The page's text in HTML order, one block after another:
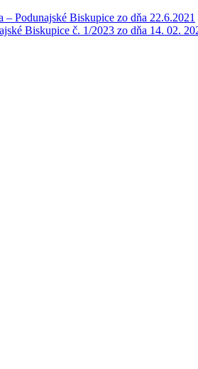
– Podunajské Biskupice zo dňa 22.6.2021
Biskupice č. 1/2023 zo dňa 14. 02.